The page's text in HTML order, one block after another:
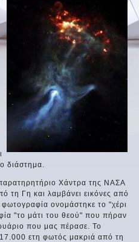
διάστημα.
Χάντρα της ΝΑΣΑ
τη Γη και λαμβάνει εικόνες από
ονομάστηκε το "χέρι
"το μάτι του θεού" που πήραν
που μας πέρασε. Το
ετη φωτός μακριά από τη